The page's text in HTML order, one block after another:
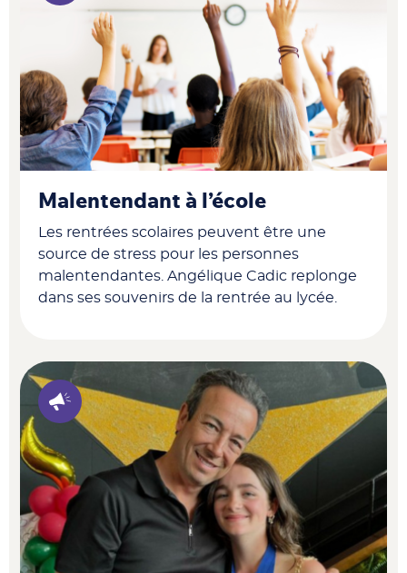
Malentendant à l’école
Les rentrées scolaires peuvent être une
source de stress pour les personnes
malentendantes. Angélique Cadic replonge
dans ses souvenirs de la rentrée au lycée.